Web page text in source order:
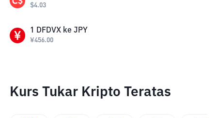
$4.03
1 DFDVX ke JPY
¥456.00
Kurs Tukar Kripto Teratas